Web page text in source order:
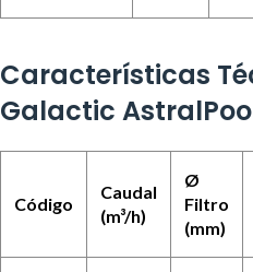
Características
Galactic
Código
Caudal
(m³/h)
Ø
Filtro
(mm)